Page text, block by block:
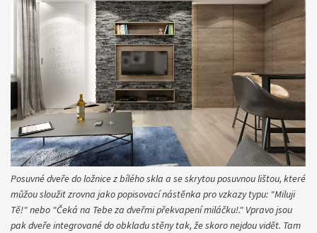
Posuvné dveře do ložnice z bílého skla a se skrytou posuvnou lištou, které
můžou sloužit zrovna jako popisovací nástěnka pro vzkazy typu: "Miluji
Tě!" nebo "Čeká na Tebe za dveřmi překvapení miláčku!." Vpravo jsou
pak dveře integrované do obkladu stěny tak, že skoro nejdou vidět. Tam